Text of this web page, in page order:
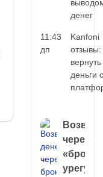
денег
11:43
дп
Kanfoni
отзывы:
вернуть
деньги с
через